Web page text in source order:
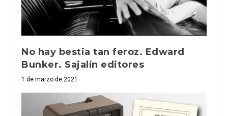
No hay bestia tan feroz. Edward
Bunker. Sajalín editores
1 de marzo de 2021